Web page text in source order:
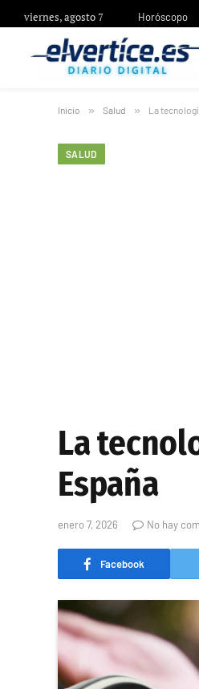
viernes, agosto 7 Horóscopo
Inicio » Salud » La
SALUD
La
España
enero 7, 2026 No hay
Facebook